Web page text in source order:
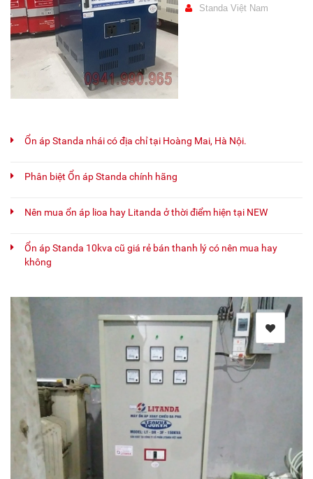
Standa Việt Nam
Ổn áp Standa nhái có địa chỉ tại Hoàng Mai, Hà Nội.
Phân biệt Ổn áp Standa chính hãng
Nên mua ổn áp lioa hay Litanda ở thời điểm hiện tại NEW
Ổn áp Standa 10kva cũ giá rẻ bán thanh lý có nên mua hay
không